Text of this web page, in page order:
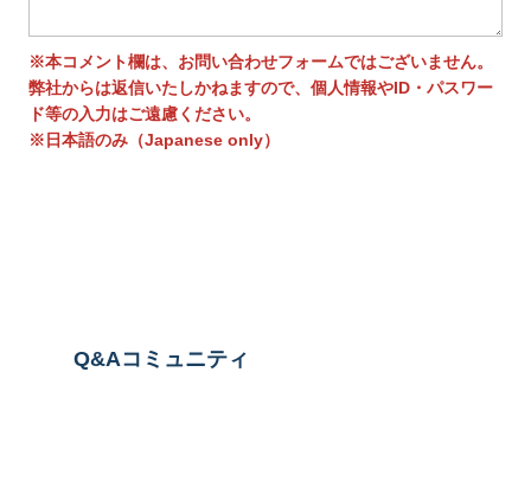
※本コメント欄は、お問い合わせフォームではございません。
弊社からは返信いたしかねますので、個人情報やID・パスワー
ド等の入力はご遠慮ください。
※日本語のみ（Japanese only）
Q&Aコミュニティ